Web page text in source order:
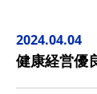
2024.04.04
健康経営優